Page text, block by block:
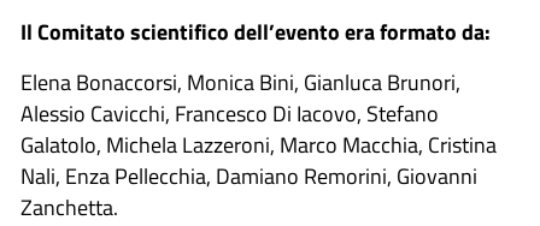
Il Comitato scientifico dell’evento era formato da:
Elena Bonaccorsi, Monica Bini, Gianluca Brunori,
Alessio Cavicchi, Francesco Di Iacovo, Stefano
Galatolo, Michela Lazzeroni, Marco Macchia, Cristina
Nali, Enza Pellecchia, Damiano Remorini, Giovanni
Zanchetta.